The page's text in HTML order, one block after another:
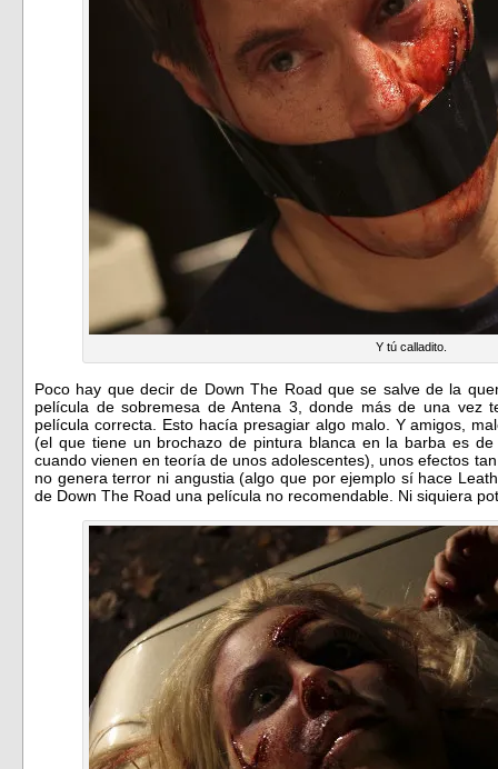
Y tú calladito.
Poco hay que decir de Down The Road que se salve de la
película de sobremesa de Antena 3, donde más de una vez
película correcta. Esto hacía presagiar algo malo. Y amigos,
(el que tiene un brochazo de pintura blanca en la barba es
cuando vienen en teoría de unos adolescentes), unos efectos
no genera terror ni angustia (algo que por ejemplo sí hace
de Down The Road una película no recomendable. Ni siquiera